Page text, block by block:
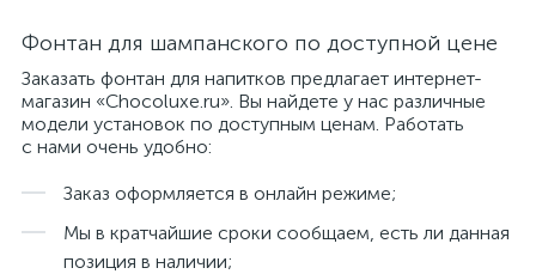
Фонтан для шампанского по доступной цене
Заказать фонтан для напитков предлагает интернет-
магазин «Chocoluxe.ru». Вы найдете у нас различные
модели установок по доступным ценам. Работать
с нами очень удобно:
Заказ оформляется в онлайн режиме;
Мы в кратчайшие сроки сообщаем, есть ли данная
позиция в наличии;